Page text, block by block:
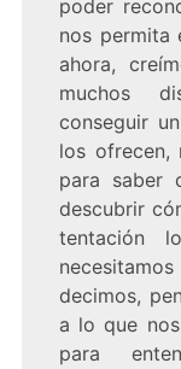
poder
nos permita
ahora,
muchos
conseguir
los ofrecen,
para saber
descubrir
tentación
decimos,
a lo que
para